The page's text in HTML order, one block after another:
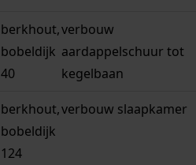
berkhout,
bobeldijk
40
verbouw
aardappelschuur tot
kegelbaan
berkhout,
bobeldijk
124
verbouw slaapkamer